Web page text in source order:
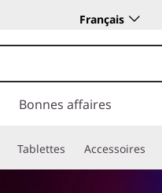
Français
Bonnes affaires
Tablettes Accessoires